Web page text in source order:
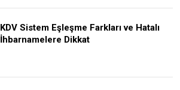
KDV Sistem Eşleşme Farkları ve Hatalı
İhbarnamelere Dikkat